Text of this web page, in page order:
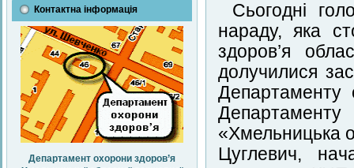
Контактна інформація
Департамент охорони здоров’я
Сьогодні
нараду, яка
здоров’я
долучилися
Департаменту
«Хмельницька
Цуглевич,